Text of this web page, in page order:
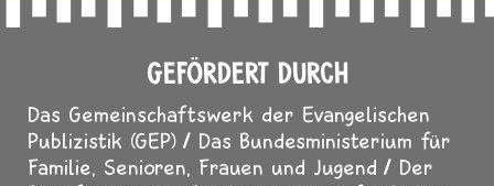
GEFÖRDERT DURCH
Das Gemeinschaftswerk der Evangelischen
Publizistik (GEP)
Das Bundesministerium für
Familie, Senioren, Frauen und Jugend
Der